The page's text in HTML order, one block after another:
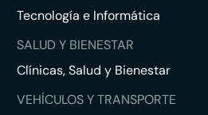
Tecnología e Informática
SALUD Y BIENESTAR
Clínicas, Salud y Bienestar
VEHÍCULOS Y TRANSPORTE